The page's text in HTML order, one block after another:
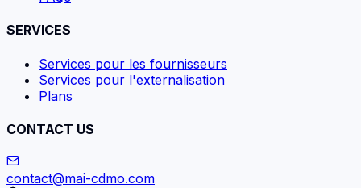
SERVICES
Services pour les fournisseurs
Services pour l'externalisation
Plans
CONTACT US
contact@mai-cdmo.com